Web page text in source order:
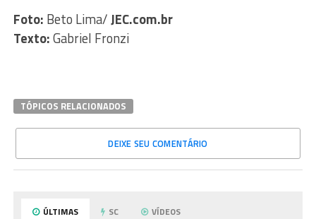
Foto: Beto Lima/JEC.com.br
Texto:Gabriel Fronzi
TÓPICOS RELACIONADOS
DEIXE SEU COMENTÁRIO
ÚLTIMAS SC VÍDEOS